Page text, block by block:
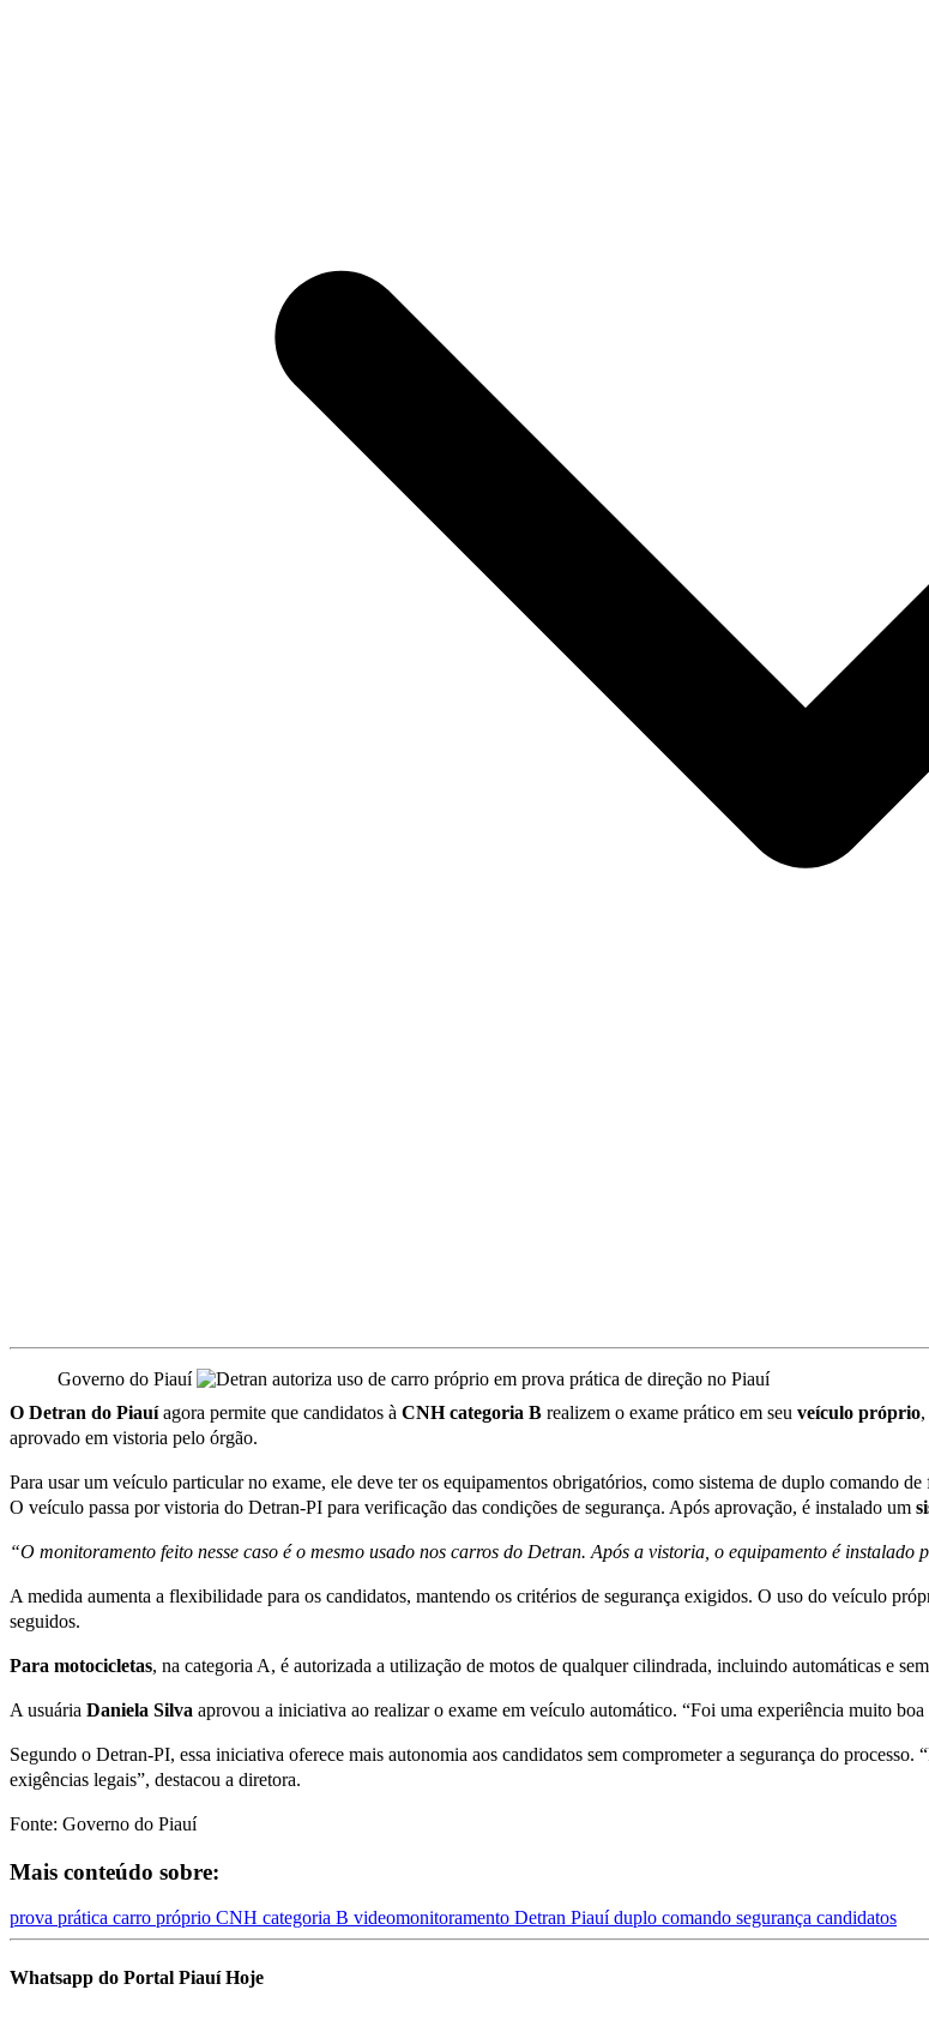
Governo do Piauí
O Detran do Piauíagora permite que candidatos à CNH categoria B realizem o exame prático em seu veículo próprio
aprovado em vistoria pelo órgão.
Para usar um veículo particular no exame, ele deve ter os equipamentos obrigatórios, como sistema de duplo comando
O veículo passa por vistoria do Detran-PI para verificação das condições de segurança. Após aprovação, é instalado um
“O monitoramento feito nesse caso é o mesmo usado nos carros do Detran. Após a vistoria, o equipamento é
A medida aumenta a flexibilidade para os candidatos, mantendo os critérios de segurança exigidos. O uso do veículo
seguidos.
Para motocicletas, na categoria A, é autorizada a utilização de motos de qualquer cilindrada, incluindo automáticas e
A usuária Daniela Silva aprovou a iniciativa ao realizar o exame em veículo automático. “Foi uma experiência muito
Segundo o Detran-PI, essa iniciativa oferece mais autonomia aos candidatos sem comprometer a segurança do
exigências legais”, destacou a diretora.
Fonte: Governo do Piauí
Mais conteúdo sobre:
prova prática carro próprio CNH categoria B videomonitoramento Detran Piauíduplo comando segurança candidatos
Whatsapp do Portal Piauí Hoje